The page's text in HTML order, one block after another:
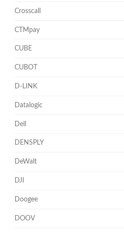
Crosscall
CTMpay
CUBE
CUBOT
D-LINK
Datalogic
Dell
DENSPLY
DeWalt
DJI
Doogee
DOOV